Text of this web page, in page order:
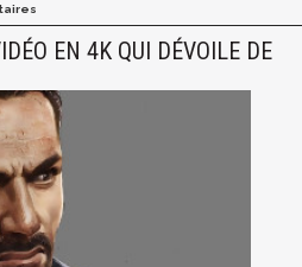
EN 4K QUI DÉVOILE DE